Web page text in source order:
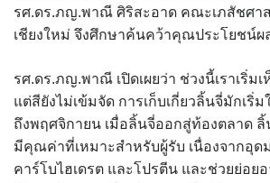
รศ.ดร.ภญ.พาณี ศิริสะอาด คณะเภสัชศา
เชียงใหม่ จึงศึกษาค้นคว้าคุณประโยชน์ผ
รศ.ดร.ภญ.พาณี เปิดเผยว่า ช่วงนี้เราเริ่ม
แต่สียังไม่เข้มจัด การเก็บเกี่ยวลิ้นจี่มักเริ่
ถึงพฤศจิกายน เมื่อลิ้นจี่ออกสู่ท้องตลาด ลิ้
มีคุณค่าที่เหมาะสำหรับผู้รับ เนื่องจากอุด
คาร์โบไฮเดรต และโปรตีน และช่วยย่อย